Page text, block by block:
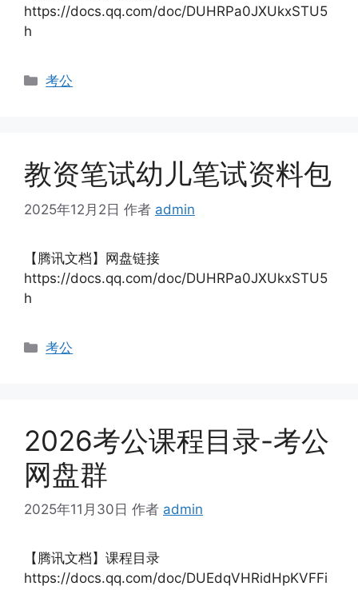
https://docs.qq.com/doc/DUHRPa0JXUkxSTU5
h
分
考公
教资笔试幼儿笔试资料包
2025年12月2日 作者 admin
【腾讯文档】网盘链接
https://docs.qq.com/doc/DUHRPa0JXUkxSTU5
h
分
考公
2026考公课程目录-考公
网盘群
2025年11月30日 作者 admin
【腾讯文档】课程目录
https://docs.qq.com/doc/DUEdqVHRidHpKVFFi